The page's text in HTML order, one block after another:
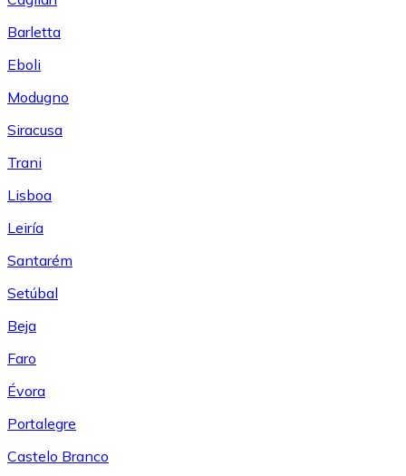
Barletta
Eboli
Modugno
Siracusa
Trani
Lisboa
Leiría
Santarém
Setúbal
Beja
Faro
Évora
Portalegre
Castelo Branco